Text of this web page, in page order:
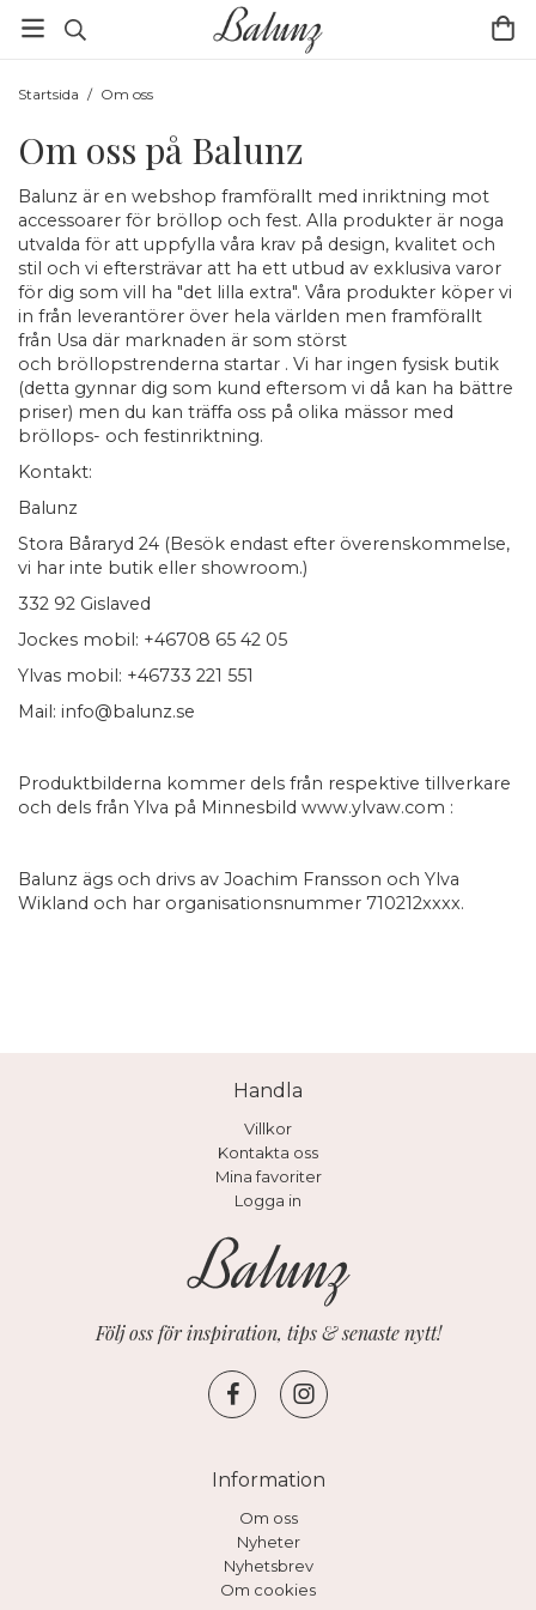
Startsida / Om oss
Om oss på Balunz
Balunz är en webshop framförallt med inriktning mot
accessoarer för bröllop och fest. Alla produkter är noga
utvalda för att uppfylla våra krav på design, kvalitet och
stil och vi eftersträvar att ha ett utbud av exklusiva varor
för dig som vill ha "det lilla extra". Våra produkter köper vi
in från leverantörer över hela världen men framförallt
från Usa där marknaden är som störst
och bröllopstrenderna startar . Vi har ingen fysisk butik
(detta gynnar dig som kund eftersom vi då kan ha bättre
priser) men du kan träffa oss på olika mässor med
bröllops- och festinriktning.
Kontakt:
Balunz
Stora Båraryd 24 (Besök endast efter överenskommelse,
vi har inte butik eller showroom.)
332 92 Gislaved
Jockes mobil: +46708 65 42 05
Ylvas mobil: +46733 221 551
Mail: info@balunz.se
Produktbilderna kommer dels från respektive tillverkare
och dels från Ylva på Minnesbild www.ylvaw.com :
Balunz ägs och drivs av Joachim Fransson och Ylva
Wikland och har organisationsnummer 710212xxxx.
Handla
Villkor
Kontakta oss
Mina favoriter
Logga in
Följ oss för inspiration, tips & senaste nytt!
Information
Om oss
Nyheter
Nyhetsbrev
Om cookies